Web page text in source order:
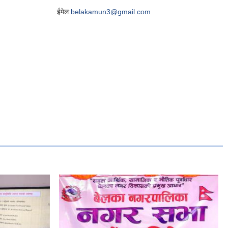
ईमेल:belakamun3@gmail.com